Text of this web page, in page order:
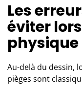
Les
éviter
physique
Au-delà du dessin,
pièges sont